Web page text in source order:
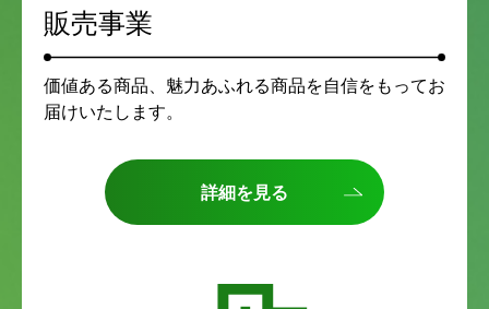
販売事業
価値ある商品、魅力あふれる商品を自信をもってお
届けいたします。
詳細を見る